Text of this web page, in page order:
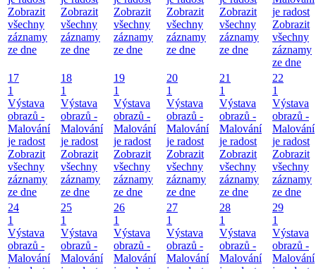
Zobrazit
všechny
záznamy
ze dne
Zobrazit
všechny
záznamy
ze dne
Zobrazit
všechny
záznamy
ze dne
Zobrazit
všechny
záznamy
ze dne
Zobrazit
všechny
záznamy
ze dne
je radost
Zobrazit
všechny
záznamy
ze dne
17
1
Výstava
obrazů -
Malování
je radost
Zobrazit
všechny
záznamy
ze dne
18
1
Výstava
obrazů -
Malování
je radost
Zobrazit
všechny
záznamy
ze dne
19
1
Výstava
obrazů -
Malování
je radost
Zobrazit
všechny
záznamy
ze dne
20
1
Výstava
obrazů -
Malování
je radost
Zobrazit
všechny
záznamy
ze dne
21
1
Výstava
obrazů -
Malování
je radost
Zobrazit
všechny
záznamy
ze dne
22
1
Výstava
obrazů -
Malování
je radost
Zobrazit
všechny
záznamy
ze dne
24
1
Výstava
obrazů -
Malování
25
1
Výstava
obrazů -
Malování
26
1
Výstava
obrazů -
Malování
27
1
Výstava
obrazů -
Malování
28
1
Výstava
obrazů -
Malování
29
1
Výstava
obrazů -
Malování